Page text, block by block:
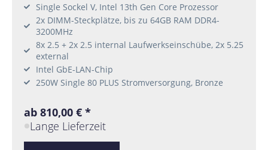
Single Sockel V, Intel 13th Gen Core Prozessor
2x DIMM-Steckplätze, bis zu 64GB RAM DDR4-
3200MHz
8x 2.5 + 2x 2.5 internal Laufwerkseinschübe, 2x 5.25
external
Intel GbE-LAN-Chip
250W Single 80 PLUS Stromversorgung, Bronze
ab 810,00 € *
Lange Lieferzeit